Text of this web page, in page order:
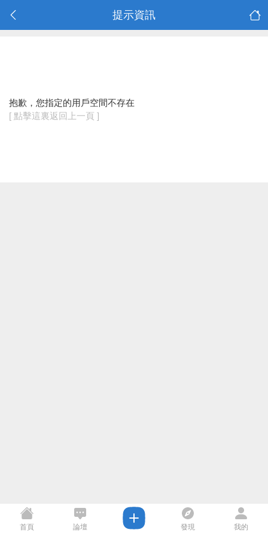
提示資訊
抱歉，您指定的用戶空間不存在
[ 點擊這裏返回上一頁 ]
首頁 論壇 發現 我的